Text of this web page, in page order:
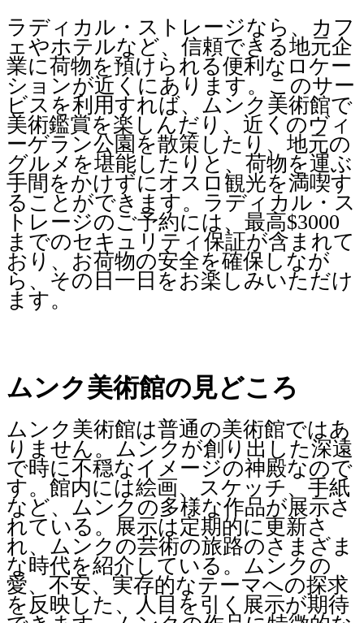
ラディカル・ストレージなら、カフ
ェやホテルなど、信頼できる地元企
業に荷物を預けられる便利なロケー
ションが近くにあります。このサー
ビスを利用すれば、ムンク美術館で
美術鑑賞を楽しんだり、近くのヴィ
ーゲラン公園を散策したり、地元の
グルメを堪能したりと、荷物を運ぶ
手間をかけずにオスロ観光を満喫す
ることができます。ラディカル・ス
トレージのご予約には、最高$3000
までのセキュリティ保証が含まれて
おり、お荷物の安全を確保しなが
ら、その日一日をお楽しみいただけ
ます。
ムンク美術館の見どころ
ムンク美術館は普通の美術館ではあ
りません。ムンクが創り出した深遠
で時に不穏なイメージの神殿なので
す。館内には絵画、スケッチ、手紙
など、ムンクの多様な作品が展示さ
れている。展示は定期的に更新さ
れ、ムンクの芸術の旅路のさまざま
な時代を紹介している。ムンクの
愛、不安、実存的なテーマへの探求
を反映した、人目を引く展示が期待